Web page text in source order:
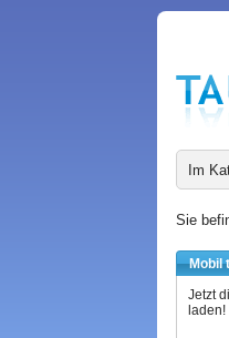
Im
Sie
Mobil
Jetzt
laden!